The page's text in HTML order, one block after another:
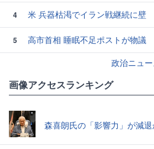
4 米 兵器枯渇でイラン戦継続に壁
5
高市首相 睡眠不足ポストが物議
政治ニュ
画像アクセスランキング
森喜朗氏の「影響力」が減